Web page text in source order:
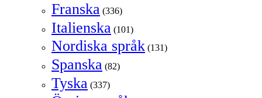
Franska (336)
Italienska (101)
Nordiska språk (131)
Spanska (82)
Tyska (337)